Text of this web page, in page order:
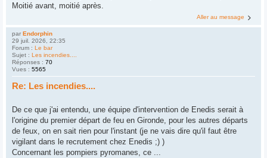
Moitié avant, moitié après.
Aller au message
par Endorphin
29 juil. 2026, 22:35
Forum : Le bar
Sujet : Les incendies....
Réponses : 70
Vues : 5565
Re: Les incendies....
De ce que j'ai entendu, une équipe d'intervention de Enedis serait à
l'origine du premier départ de feu en Gironde, pour les autres départs
de feux, on en sait rien pour l'instant (je ne vais dire qu'il faut être
vigilant dans le recrutement chez Enedis ;) )
Concernant les pompiers pyromanes, ce ...